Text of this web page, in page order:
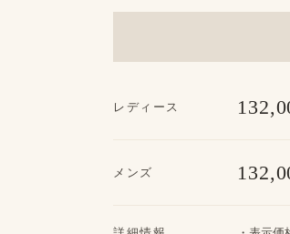
レディース
メンズ